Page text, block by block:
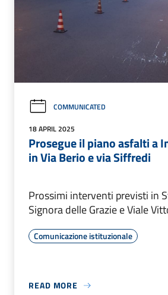
COMMUNICATED
18 APRIL 2025
Prosegue il piano asfalti a
in Via Berio e via Siffredi
Prossimi interventi previsti in
Signora delle Grazie e Viale
Comunicazione istituzionale
READ MORE